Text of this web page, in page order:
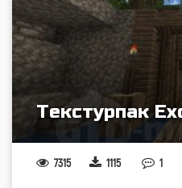
Текстурпак
7315 1115 1